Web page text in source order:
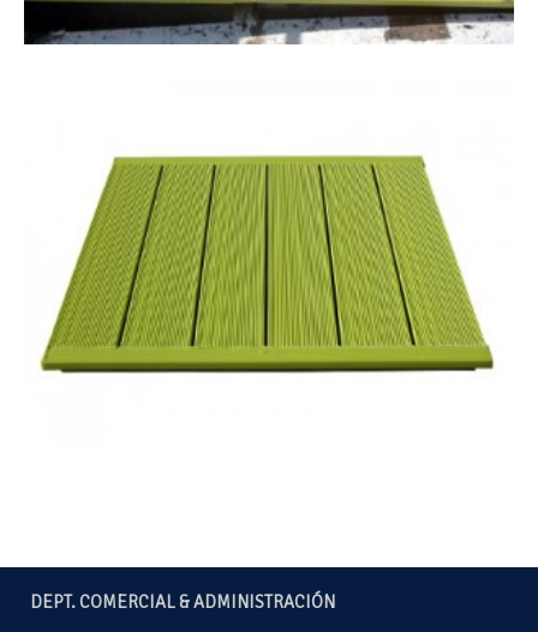
DEPT. COMERCIAL & ADMINISTRACIÓN